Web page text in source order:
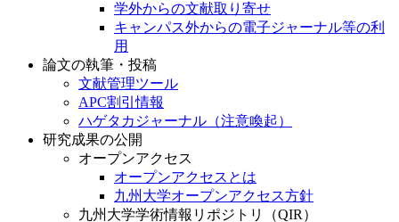
学外からの文献取り寄せ
キャンパス外からの電子ジャーナル等の利
用
論文の執筆・投稿
文献管理ツール
APC割引情報
ハゲタカジャーナル（注意喚起）
研究成果の公開
オープンアクセス
オープンアクセスとは
九州大学オープンアクセス方針
九州大学学術情報リポジトリ（QIR）